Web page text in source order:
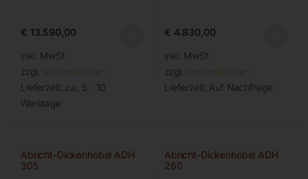
€ 13.590,00
inkl. MwSt.
zzgl. Versandkosten
Lieferzeit: ca. 5 - 10
Werktage
€ 4.830,00
inkl. MwSt.
zzgl. Versandkosten
Lieferzeit: Auf Nachfrage
Abricht-Dickenhobel ADH
305
Abricht-Dickenhobel ADH
260